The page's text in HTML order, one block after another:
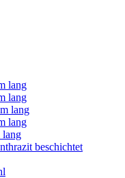
lang
lang
lang
lang
lang
beschichtet